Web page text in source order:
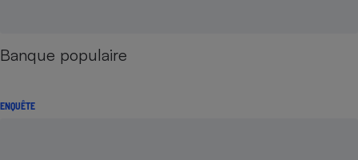
Banque populaire
ENQUÊTE